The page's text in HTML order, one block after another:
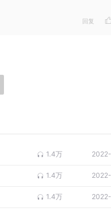
回复
1.4万
1.4万
1.4万